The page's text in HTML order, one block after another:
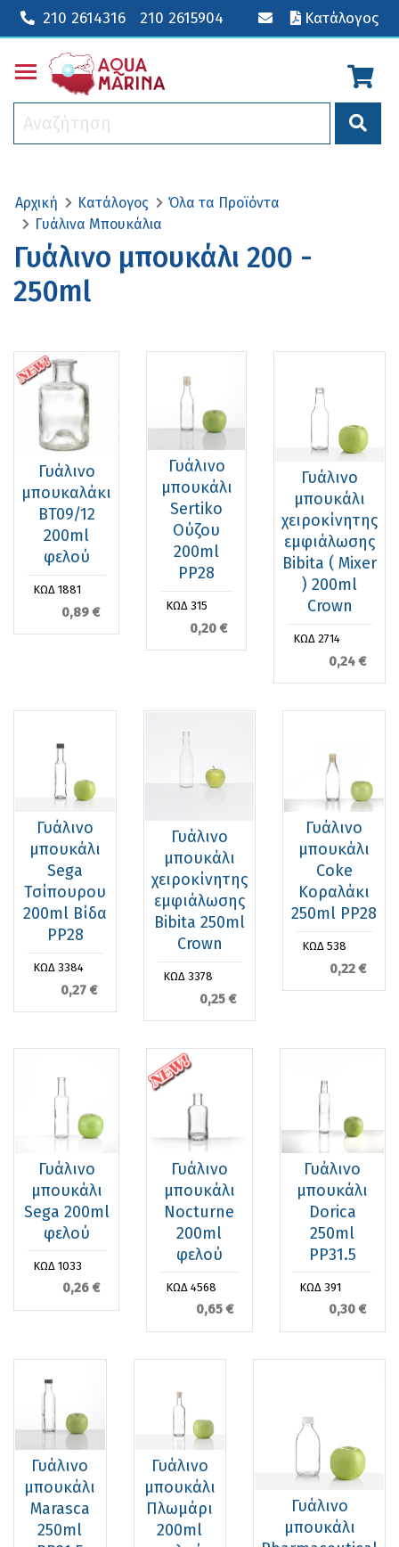
210 2614316 210 2615904 Κατάλογος
Toggle main menu visibility
Αρχική Κατάλογος
Όλα τα Προϊόντα
Γυάλινα Μπουκάλια
Γυάλινο μπουκάλι 200 -
250ml
Γυάλινο
μπουκαλάκι
BT09/12
200ml
φελού
ΚΩΔ 1881
0,89 €
Γυάλινο
μπουκάλι
Sertiko
Ούζου
200ml
PP28
ΚΩΔ 315
0,20 €
Γυάλινο
μπουκάλι
χειροκίνητης
εμφιάλωσης
Bibita ( Mixer
) 200ml
Crown
ΚΩΔ 2714
0,24 €
Γυάλινο
μπουκάλι
Sega
Τσίπουρου
200ml Βίδα
PP28
ΚΩΔ 3384
0,27 €
Γυάλινο
μπουκάλι
χειροκίνητης
εμφιάλωσης
Bibita 250ml
Crown
ΚΩΔ 3378
0,25 €
Γυάλινο
μπουκάλι
Coke
Κοραλάκι
250ml PP28
ΚΩΔ 538
0,22 €
Γυάλινο
μπουκάλι
Sega 200ml
φελού
ΚΩΔ 1033
0,26 €
Γυάλινο
μπουκάλι
Nocturne
200ml
φελού
ΚΩΔ 4568
0,65 €
Γυάλινο
μπουκάλι
Dorica
250ml
PP31.5
ΚΩΔ 391
0,30 €
Γυάλινο
μπουκάλι
Marasca
250ml
Γυάλινο
μπουκάλι
Πλωμάρι
200ml
Γυάλινο
μπουκάλι